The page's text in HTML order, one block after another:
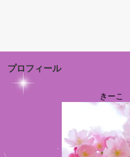
プロフィール
きーこ